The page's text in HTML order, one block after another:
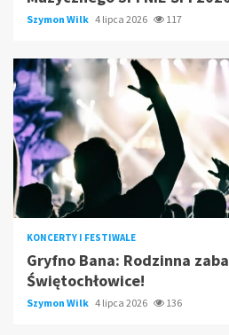
Szymon Wilk 4 lipca 2026 117
KONCERTY I FESTIWALE
Gryfno Bana: Rodzinna
Świętochłowice!
Szymon Wilk 4 lipca 2026 136